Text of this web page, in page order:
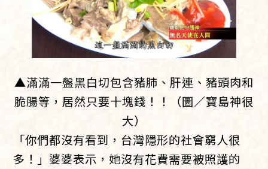
▲滿滿一盤黑白切包含豬肺、肝連、豬頭肉和
脆腸等，居然只要十塊錢！！（圖／寶島神很
大）
「你們都沒有看到，台灣隱形的社會窮人很
多！」婆婆表示，她沒有花費需要被照護的